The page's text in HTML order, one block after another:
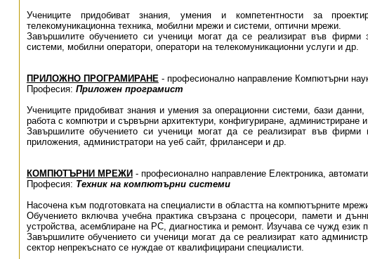
Учениците придобиват знания, умения и компетентности за
телекомуникационна техника, мобилни мрежи и системи, оптични мрежи.
Завършилите обучението си ученици могат да се реализират във фирми
системи, мобилни оператори, оператори на телекомуникационни услуги и др.
ПРИЛОЖНО ПРОГРАМИРАНЕ- професионално направление Компютърни
Професия: Приложен програмист
Учениците придобиват знания и умения за операционни системи, бази
работа с компютри и сървърни архитектури, конфигуриране, администриране
Завършилите обучението си ученици могат да се реализират във фирми
приложения, администратори на уеб сайт, фрилансери и др.
КОМПЮТЪРНИ МРЕЖИ - професионално направление Електроника,
Професия: Техник на компютърни системи
Насочена към подготовката на специалисти в областта на компютърните
Обучението включва учебна практика свързана с процесори, памети и
устройства, асемблиране на РС, диагностика и ремонт. Изучава се чужд език
Завършилите обучението си ученици могат да се реализират като
сектор непрекъснато се нуждае от квалифицирани специалисти.